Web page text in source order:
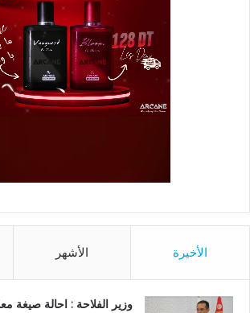
الأخيرة الأشهر
وزير الفلاحة : احالة صيغة